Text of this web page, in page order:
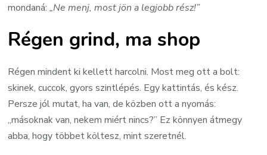
mondaná:„Ne menj, most jön a legjobb rész!”
Régen grind, ma shop
Régen mindent ki kellett harcolni. Most meg ott a bolt:
skinek, cuccok, gyors szintlépés. Egy kattintás, és kész.
Persze jól mutat, ha van, de közben ott a nyomás:
„másoknak van, nekem miért nincs?” Ez könnyen átmegy
abba, hogy többet költesz, mint szeretnél.